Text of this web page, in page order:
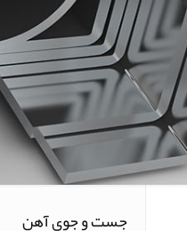
جست و جوی آهن